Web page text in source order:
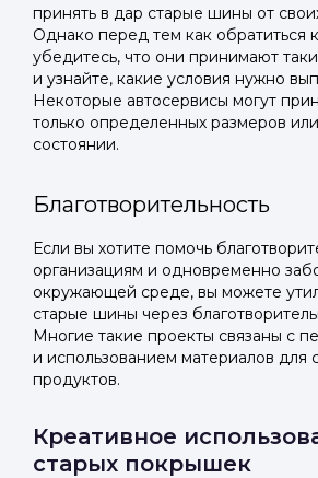
принять в дар старые шины от
Однако перед тем как обратиться
убедитесь, что они принимают
и узнайте, какие условия нужно
Некоторые автосервисы могут
только определенных размеров
состоянии.
Благотворительность
Если вы хотите помочь
организациям и одновременно
окружающей среде, вы можете
старые шины через
Многие такие проекты связаны с
и использованием материалов для
продуктов.
Креативное
старых покрышек